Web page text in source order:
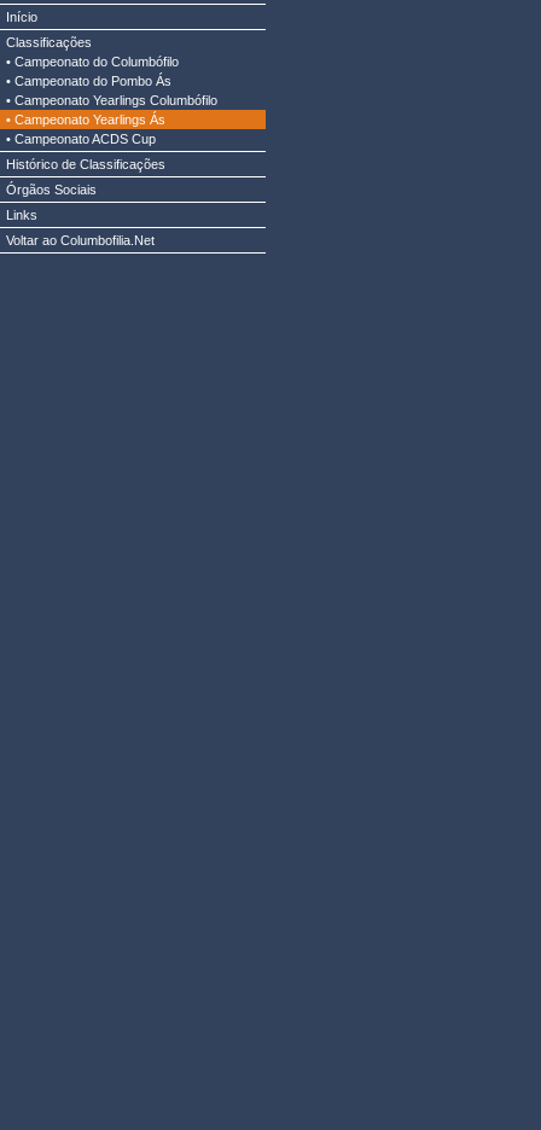
Início
Classificações
• Campeonato do Columbófilo
• Campeonato do Pombo Ás
• Campeonato Yearlings Columbófilo
• Campeonato Yearlings Ás
• Campeonato ACDS Cup
Histórico de Classificações
Órgãos Sociais
Links
Voltar ao Columbofilia.Net